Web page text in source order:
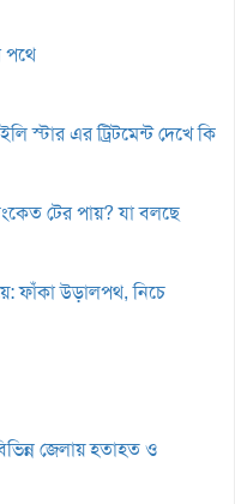
পথে
স্টার এর ট্রিটমেন্ট দেখে কি
টের পায়? যা বলছে
ফাঁকা উড়ালপথ, নিচে
জেলায় হতাহত ও